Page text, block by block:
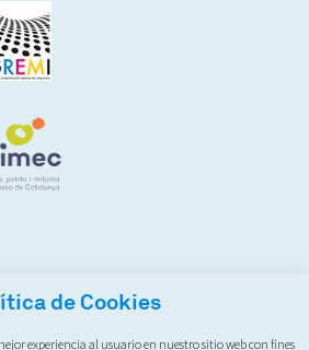
de Cookies
experiencia al usuario en nuestro sitio web con fines